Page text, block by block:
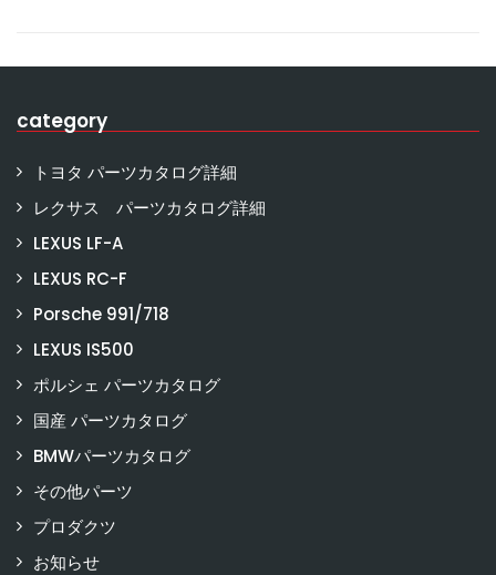
category
トヨタ パーツカタログ詳細
レクサス パーツカタログ詳細
LEXUS LF-A
LEXUS RC-F
Porsche 991/718
LEXUS IS500
ポルシェ パーツカタログ
国産 パーツカタログ
BMWパーツカタログ
その他パーツ
プロダクツ
お知らせ